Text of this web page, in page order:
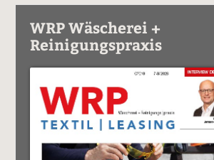
WRP Wäscherei +
Reinigungspraxis